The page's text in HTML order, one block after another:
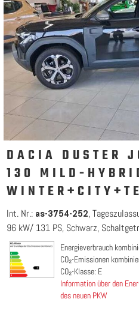
DACIA DUSTER
130 MILD-
Int. Nr.: as-3754-252
96 kW/ 131 PS Schwarz
Energieverbrauch
CO₂-Emissionen
CO₂-Klasse: E
Information über den
des neuen PKW